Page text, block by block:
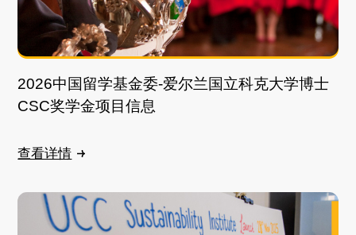
2026中国留学基金委-爱尔兰国立科克大学博士
CSC奖学金项目信息
查看详情